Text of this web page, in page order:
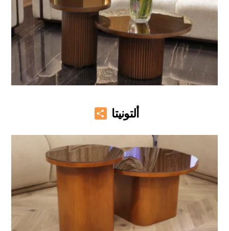
ألتونيتا Share